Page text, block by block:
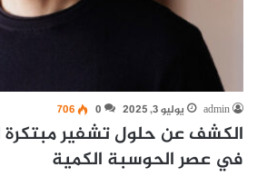
admin يوليو 3, 2025 0
706
الكشف عن حلول تشفير مبتكرة
في عصر الحوسبة الكمية